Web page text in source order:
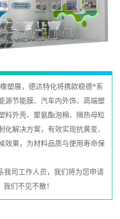
橡塑展，德达特化将携欧稳德®️系
源节能膜、汽车内外饰、高端塑
料外壳、聚氨酯泡棉、隔热母粒
解决方案，有效实现抗黄变、
效果，为材料品质与使用寿命保
我司工作人员，我们将为您申请
我们不见不散！